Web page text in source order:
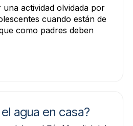
actividad olvidada por
cuando están de
como padres deben
agua en casa?